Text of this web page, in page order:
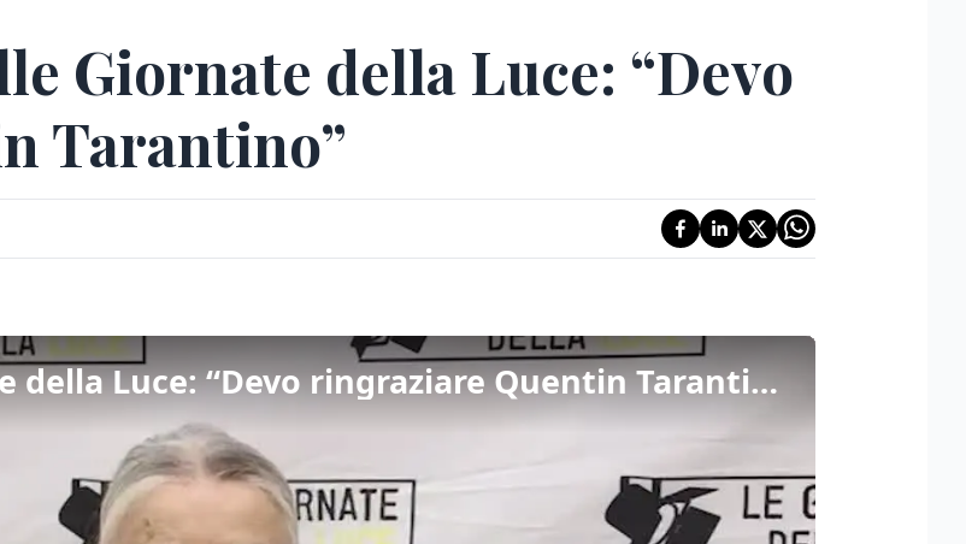
Giornate della Luce: “Devo
Tarantino”
Barbara Bouchet alle Giornate della Luce: “Devo ringraziare Quentin Tarantino”